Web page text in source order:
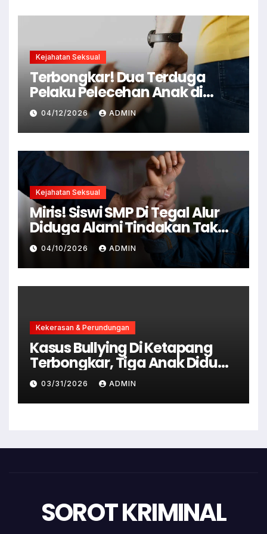
Kejahatan Seksual
Terbongkar! Dua Terduga
Pelaku Pelecehan Anak di
Cianjur Ditangkap Polisi
04/12/2026 ADMIN
Kejahatan Seksual
Miris! Siswi SMP Di Tegal Alur
Diduga Alami Tindakan Tak
Senonoh Di Sekolah
04/10/2026 ADMIN
Kekerasan & Perundungan
Kasus Bullying Di Ketapang
Terbongkar, Tiga Anak Diduga
Terlibat Kini Jadi Tersangka
03/31/2026 ADMIN
SOROT KRIMINAL